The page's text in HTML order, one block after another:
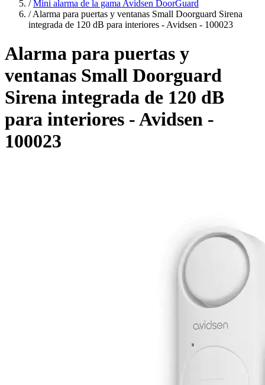
/ Mini alarma de la gama Avidsen DoorGuard
/ Alarma para puertas y ventanas Small Doorguard Sirena
integrada de 120 dB para interiores - Avidsen - 100023
Alarma para puertas y
ventanas Small Doorguard
Sirena integrada de 120 dB
para interiores - Avidsen -
100023